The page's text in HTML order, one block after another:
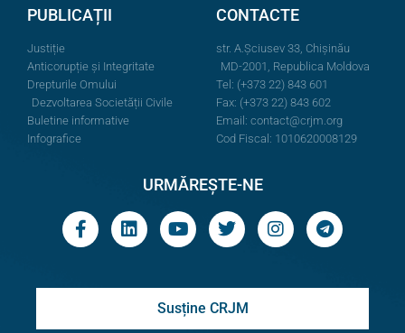
PUBLICAȚII
Justiție
Anticorupție și Integritate
Drepturile Omului
Dezvoltarea Societății Civile
Buletine informative
Infografice
CONTACTE
str. A.Şciusev 33, Chișinău
MD-2001, Republica Moldova
Tel: (+373 22) 843 601
Fax: (+373 22) 843 602
Email: contact@crjm.org
Cod Fiscal: 1010620008129
URMĂREȘTE-NE
Susține CRJM